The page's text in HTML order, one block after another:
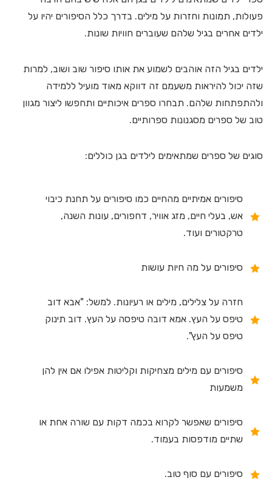
פעולות, תמונות וחזרות על מילים. בדרך כלל הסיפורים יהיו על
ילדים אחרים בגיל שלהם שעוברים חוויות שונות.
ילדים בגיל הזה אוהבים לשמוע את אותו סיפור שוב ושוב, למרות
שזה יכול להיראות משעמם זה דווקא מאוד מועיל ללמידה
ולהתפתחות שלהם. תבחרו ספרים איכותיים ותחפשו ליצור מגוון
טוב של ספרים מסגנונות ספרותיים.
סוגים של ספרים שמתאימים לילדים בגן כוללים:
סיפורים אמיתיים מהחיים כמו סיפורים על תחנת כיבוי
אש, בעלי חיים, מזג אוויר, דחפורים, עונות השנה,
טרקטורים ועוד.
סיפורים על מה חיות עושות
חזרה על צלילים, מילים או רעיונות. למשל: "אבא דוב
טיפס על העץ. אמא דובה טיפסה על העץ. דוב תינוק
טיפס על העץ".
סיפורים עם מילים מצחיקות וקליטות אפילו אם אין להן
משמעות
סיפורים שאפשר לקרוא בכמה דקות עם שורה אחת או
שתיים מודפסות בעמוד.
סיפורים עם סוף טוב.